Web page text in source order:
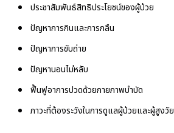
ประชาสัมพันธ์สิทธิประโยชน์ของผู้ป่วย
ปัญหาการกินและการกลืน
ปัญหาการขับถ่าย
ปัญหานอนไม่หลับ
ฟื้นฟูอาการปวดด้วยกายภาพบำบัด
ภาวะที่ต้องระวังในการดูแลผู้ป่วยและผู้สูงวัย